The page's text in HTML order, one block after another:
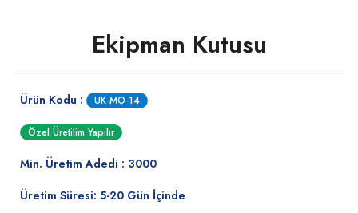
Ekipman Kutusu
Ürün Kodu : UK-MO-14
Özel Üretilim Yapılır
Min. Üretim Adedi : 3000
Üretim Süresi: 5-20 Gün İçinde